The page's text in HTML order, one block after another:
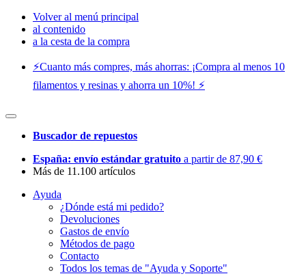
Volver al menú principal
al contenido
a la cesta de la compra
⚡️Cuanto más compres, más ahorras: ¡Compra al menos 10
filamentos y resinas y ahorra un 10%! ⚡️
Buscador de repuestos
España: envío estándar gratuito a partir de 87,90 €
Más de 11.100 artículos
Ayuda
¿Dónde está mi pedido?
Devoluciones
Gastos de envío
Métodos de pago
Contacto
Todos los temas de "Ayuda y Soporte"